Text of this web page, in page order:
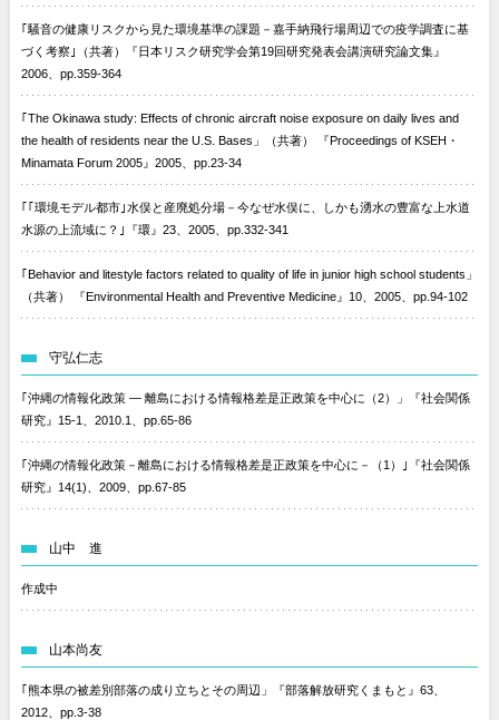
｢騒音の健康リスクから見た環境基準の課題－嘉手納飛行場周辺での疫学調査に基
づく考察｣（共著）『日本リスク研究学会第19回研究発表会講演研究論文集』
2006、pp.359-364
｢The Okinawa study: Effects of chronic aircraft noise exposure on daily lives and
the health of residents near the U.S. Bases」（共著） 『Proceedings of KSEH・
Minamata Forum 2005』2005、pp.23-34
｢｢環境モデル都市｣水俣と産廃処分場－今なぜ水俣に、しかも湧水の豊富な上水道
水源の上流域に？｣『環』23、2005、pp.332-341
｢Behavior and litestyle factors related to quality of life in junior high school students」
（共著） 『Environmental Health and Preventive Medicine』10、2005、pp.94-102
守弘仁志
｢沖縄の情報化政策 — 離島における情報格差是正政策を中心に（2）」『社会関係
研究』15-1、2010.1、pp.65-86
｢沖縄の情報化政策－離島における情報格差是正政策を中心に－（1）｣『社会関係
研究』14(1)、2009、pp.67-85
山中 進
作成中
山本尚友
｢熊本県の被差別部落の成り立ちとその周辺」『部落解放研究くまもと』63、
2012、pp.3-38